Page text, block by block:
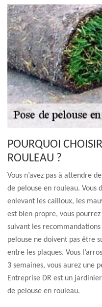
POURQUOI
ROULEAU ?
Vous n’avez pas à attendre
de pelouse en rouleau.
enlevant les cailloux, les
est bien propre, vous
suivant les
pelouse ne doivent pas être
entre les plaques. Vous
3 semaines, vous aurez une
Entreprise DR est un
de pelouse en rouleau.